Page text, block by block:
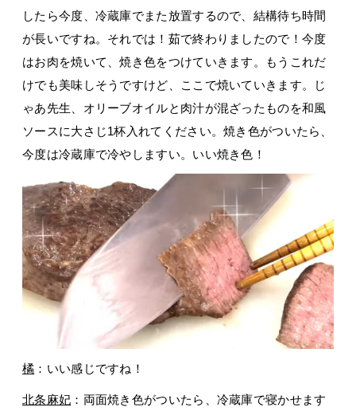
したら今度、冷蔵庫でまた放置するので、結構待ち時間
が長いですね。それでは！茹で終わりましたので！今度
はお肉を焼いて、焼き色をつけていきます。もうこれだ
けでも美味しそうですけど、ここで焼いていきます。じ
ゃあ先生、オリーブオイルと肉汁が混ざったものを和風
ソースに大さじ1杯入れてください。焼き色がついたら、
今度は冷蔵庫で冷やしますい。いい焼き色！
橘 ：いい感じですね！
北条麻妃 ：両面焼き色がついたら、冷蔵庫で寝かせます